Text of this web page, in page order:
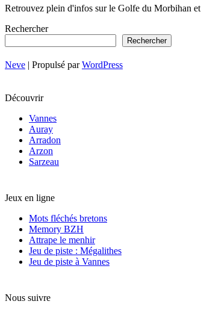
château
de
Bretagne
Retrouvez plein d'infos sur le Golfe du Morbihan
Rechercher
Rechercher
Neve | Propulsé parWordPress
Découvrir
Vannes
Auray
Arradon
Arzon
Sarzeau
Jeux en ligne
Mots fléchés bretons
Memory BZH
Attrape le menhir
Jeu de piste : Mégalithes
Jeu de piste à Vannes
Nous suivre